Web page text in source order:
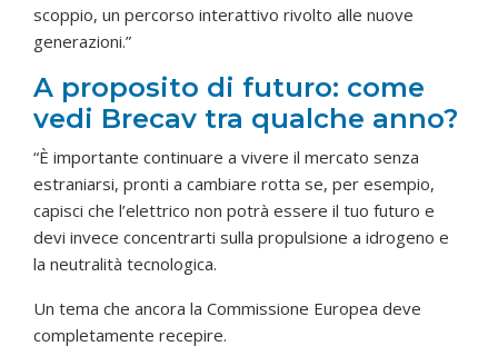
scoppio, un percorso interattivo rivolto alle nuove
generazioni.”
A proposito di futuro: come
vedi Brecav tra qualche anno?
“È importante continuare a vivere il mercato senza
estraniarsi, pronti a cambiare rotta se, per esempio,
capisci che l’elettrico non potrà essere il tuo futuro e
devi invece concentrarti sulla propulsione a idrogeno e
la neutralità tecnologica.
Un tema che ancora la Commissione Europea deve
completamente recepire.